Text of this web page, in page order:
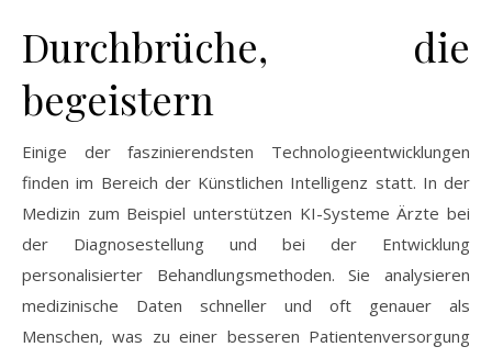
Durchbrüche, die
begeistern
Einige der faszinierendsten Technologieentwicklungen
finden im Bereich der Künstlichen Intelligenz statt. In der
Medizin zum Beispiel unterstützen KI-Systeme Ärzte bei
der Diagnosestellung und bei der Entwicklung
personalisierter Behandlungsmethoden. Sie analysieren
medizinische Daten schneller und oft genauer als
Menschen, was zu einer besseren Patientenversorgung